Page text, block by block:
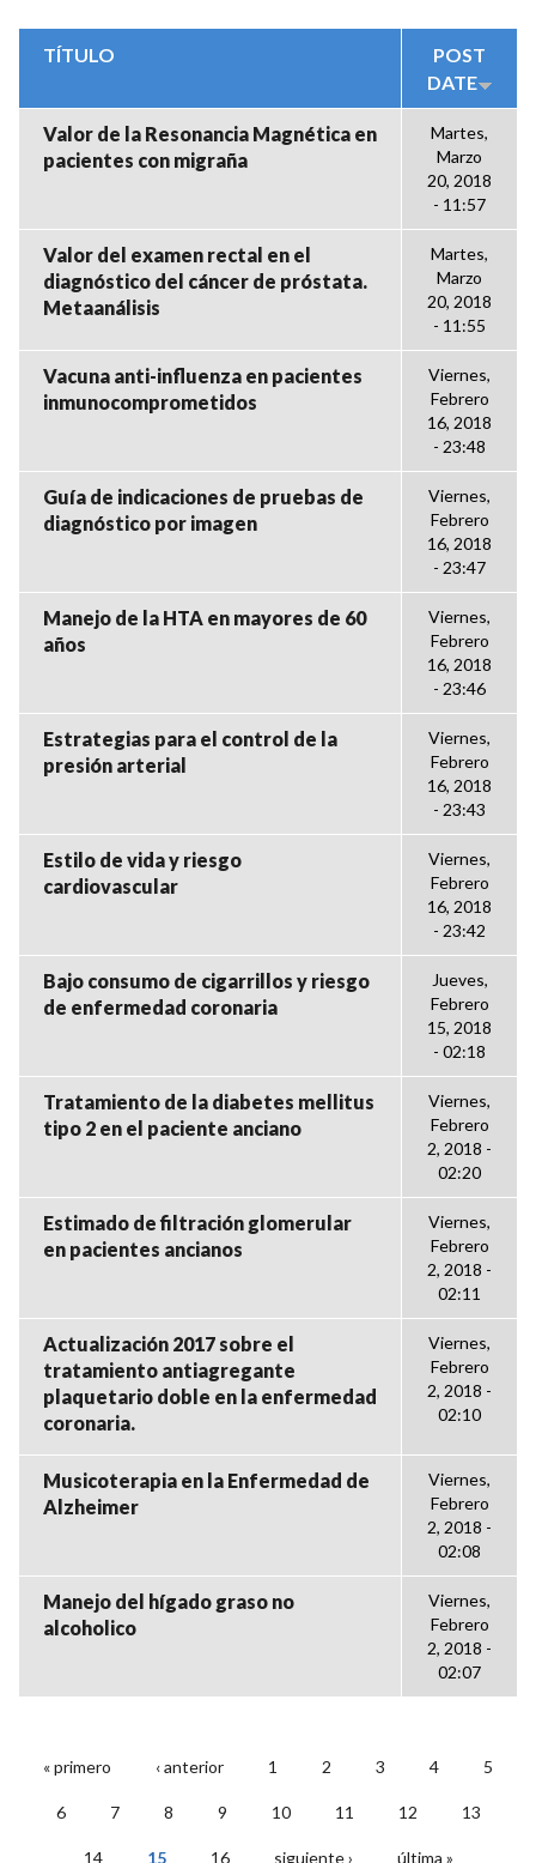
TÍTULO
POST
DATE
Valor de la Resonancia Magnética en
pacientes con migraña
Martes,
Marzo
20, 2018
- 11:57
Valor del examen rectal en el
diagnóstico del cáncer de próstata.
Metaanálisis
Martes,
Marzo
20, 2018
- 11:55
Vacuna anti-influenza en pacientes
inmunocomprometidos
Viernes,
Febrero
16, 2018
- 23:48
Guía de indicaciones de pruebas de
diagnóstico por imagen
Viernes,
Febrero
16, 2018
- 23:47
Manejo de la HTA en mayores de 60
años
Viernes,
Febrero
16, 2018
- 23:46
Estrategias para el control de la
presión arterial
Viernes,
Febrero
16, 2018
- 23:43
Estilo de vida y riesgo
cardiovascular
Viernes,
Febrero
16, 2018
- 23:42
Bajo consumo de cigarrillos y riesgo
de enfermedad coronaria
Jueves,
Febrero
15, 2018
- 02:18
Tratamiento de la diabetes mellitus
tipo 2 en el paciente anciano
Viernes,
Febrero
2, 2018 -
02:20
Estimado de filtración glomerular
en pacientes ancianos
Viernes,
Febrero
2, 2018 -
02:11
Actualización 2017 sobre el
tratamiento antiagregante
plaquetario doble en la enfermedad
coronaria.
Viernes,
Febrero
2, 2018 -
02:10
Musicoterapia en la Enfermedad de
Alzheimer
Viernes,
Febrero
2, 2018 -
02:08
Manejo del hígado graso no
alcoholico
Viernes,
Febrero
2, 2018 -
02:07
PÁGINAS
« primero ‹ anterior 1 2 3 4 5
6 7 8 9 10 11 12 13
14 15 16 siguiente › última »